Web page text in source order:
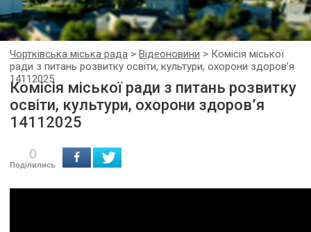
Чортківська міська рада >Відеоновини > Комісія міської
ради з питань розвитку освіти, культури, охорони здоров’я
14112025
Комісія міської ради з питань розвитку
освіти, культури, охорони здоров’я
14112025
0
Поділились